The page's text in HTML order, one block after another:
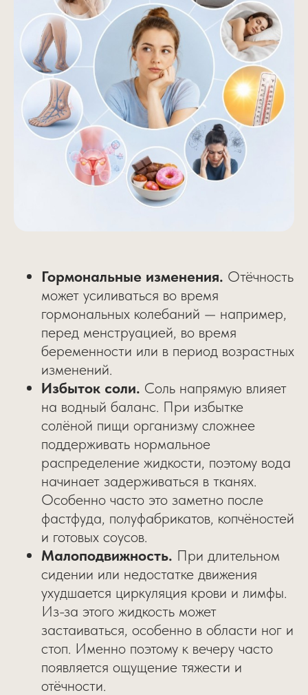
Гормональные изменения. Отёчность
может усиливаться во время
гормональных колебаний — например,
перед менструацией, во время
беременности или в период возрастных
изменений.
Избыток соли. Соль напрямую влияет
на водный баланс. При избытке
солёной пищи организму сложнее
поддерживать нормальное
распределение жидкости, поэтому вода
начинает задерживаться в тканях.
Особенно часто это заметно после
фастфуда, полуфабрикатов, копчёностей
и готовых соусов.
Малоподвижность. При длительном
сидении или недостатке движения
ухудшается циркуляция крови и лимфы.
Из-за этого жидкость может
застаиваться, особенно в области ног и
стоп. Именно поэтому к вечеру часто
появляется ощущение тяжести и
отёчности.